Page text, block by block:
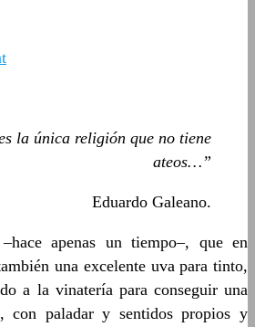
la única religión que no tiene
ateos…”
Eduardo Galeano.
apenas un tiempo–, que en
una excelente uva para tinto,
a la vinatería para conseguir una
con paladar y sentidos propios y